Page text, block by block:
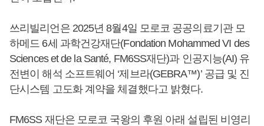
쓰리빌리언은 2025년 8월4일 모로코 공공의료기관 모
하메드 6세 과학건강재단(Fondation Mohammed VI des
Sciences et de la Santé, FM6SS재단)과 인공지능(AI) 유
전변이 해석 소프트웨어 ‘제브라(GEBRA™)’ 공급 및 진
단시스템 고도화 계약을 체결했다고 밝혔다.
FM6SS 재단은 모로코 국왕의 후원 아래 설립된 비영리